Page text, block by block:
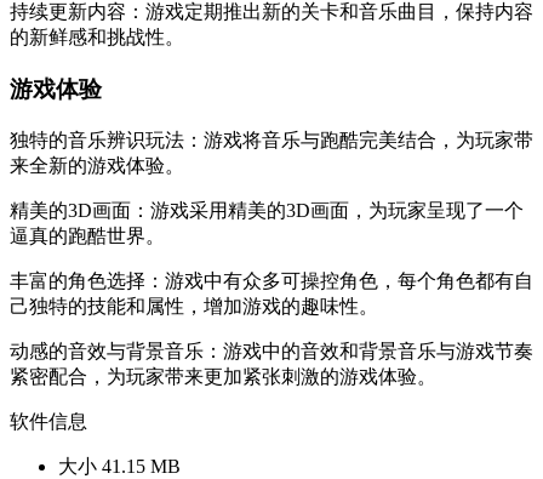
持续更新内容：游戏定期推出新的关卡和音乐曲目，保持内容
的新鲜感和挑战性。
游戏体验
独特的音乐辨识玩法：游戏将音乐与跑酷完美结合，为玩家带
来全新的游戏体验。
精美的3D画面：游戏采用精美的3D画面，为玩家呈现了一个
逼真的跑酷世界。
丰富的角色选择：游戏中有众多可操控角色，每个角色都有自
己独特的技能和属性，增加游戏的趣味性。
动感的音效与背景音乐：游戏中的音效和背景音乐与游戏节奏
紧密配合，为玩家带来更加紧张刺激的游戏体验。
软件信息
大小 41.15 MB